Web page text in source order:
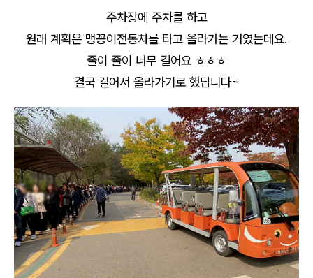
주차장에 주차를 하고
원래 계획은 맹꽁이전동차를 타고 올라가는 거였는데요.
줄이 줄이 너무 길어요 ㅎㅎㅎ
결국 걸어서 올라가기로 했답니다~